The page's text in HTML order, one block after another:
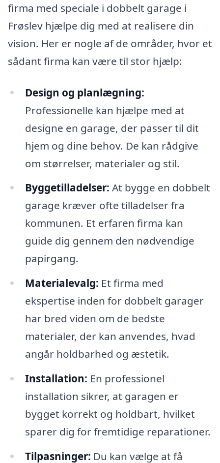
firma med speciale i dobbelt garage i
Frøslev hjælpe dig med at realisere din
vision. Her er nogle af de områder, hvor et
sådant firma kan være til stor hjælp:
Design og planlægning:
Professionelle kan hjælpe med at
designe en garage, der passer til dit
hjem og dine behov. De kan rådgive
om størrelser, materialer og stil.
Byggetilladelser: At bygge en dobbelt
garage kræver ofte tilladelser fra
kommunen. Et erfaren firma kan
guide dig gennem den nødvendige
papirgang.
Materialevalg: Et firma med
ekspertise inden for dobbelt garager
har bred viden om de bedste
materialer, der kan anvendes, hvad
angår holdbarhed og æstetik.
Installation: En professionel
installation sikrer, at garagen er
bygget korrekt og holdbart, hvilket
sparer dig for fremtidige reparationer.
Tilpasninger: Du kan vælge at få